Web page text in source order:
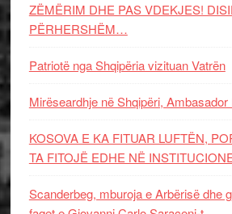
ZËMËRIM DHE PAS VDEKJES!
PËRHERSHËM…
Patriotë nga Shqipëria vizituan Vatrën
Mirëseardhje në Shqipëri,
KOSOVA E KA FITUAR LUFTËN,
TA FITOJË EDHE NË
Scanderbeg, mburoja e Arbërisë dhe